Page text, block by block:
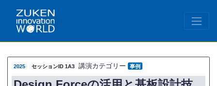
2025 セッションID 1A3 講演カテゴリー 事例